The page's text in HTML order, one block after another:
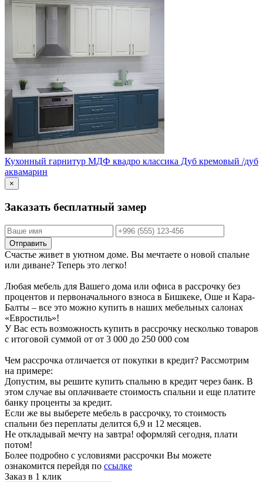
Кухонный гарнитур МДФ квадро классика Дуб кремовый /дуб
аквамарин
×
Заказать бесплатный замер
Отправить
Счастье живет в уютном доме. Вы мечтаете о новой спальне
или диване? Теперь это легко!
Любая мебель для Вашего дома или офиса в рассрочку без
процентов и первоначального взноса в Бишкеке, Оше и Кара-
Балты – все это можно купить в наших мебельных салонах
«Евростиль»!
У Вас есть возможность купить в рассрочку несколько товаров
с итоговой суммой от от 3 000 до 250 000 сом
Чем рассрочка отличается от покупки в кредит? Рассмотрим
на примере:
Допустим, вы решите купить спальню в кредит через банк. В
этом случае вы оплачиваете стоимость спальни и еще платите
банку проценты за кредит.
Если же вы выберете мебель в рассрочку, то стоимость
спальни без переплаты делится 6,9 и 12 месяцев.
Не откладывай мечту на завтра! оформляй сегодня, плати
потом!
Более подробно с условиями рассрочки Вы можете
ознакомится перейдя по ссылке
Заказ в 1 клик